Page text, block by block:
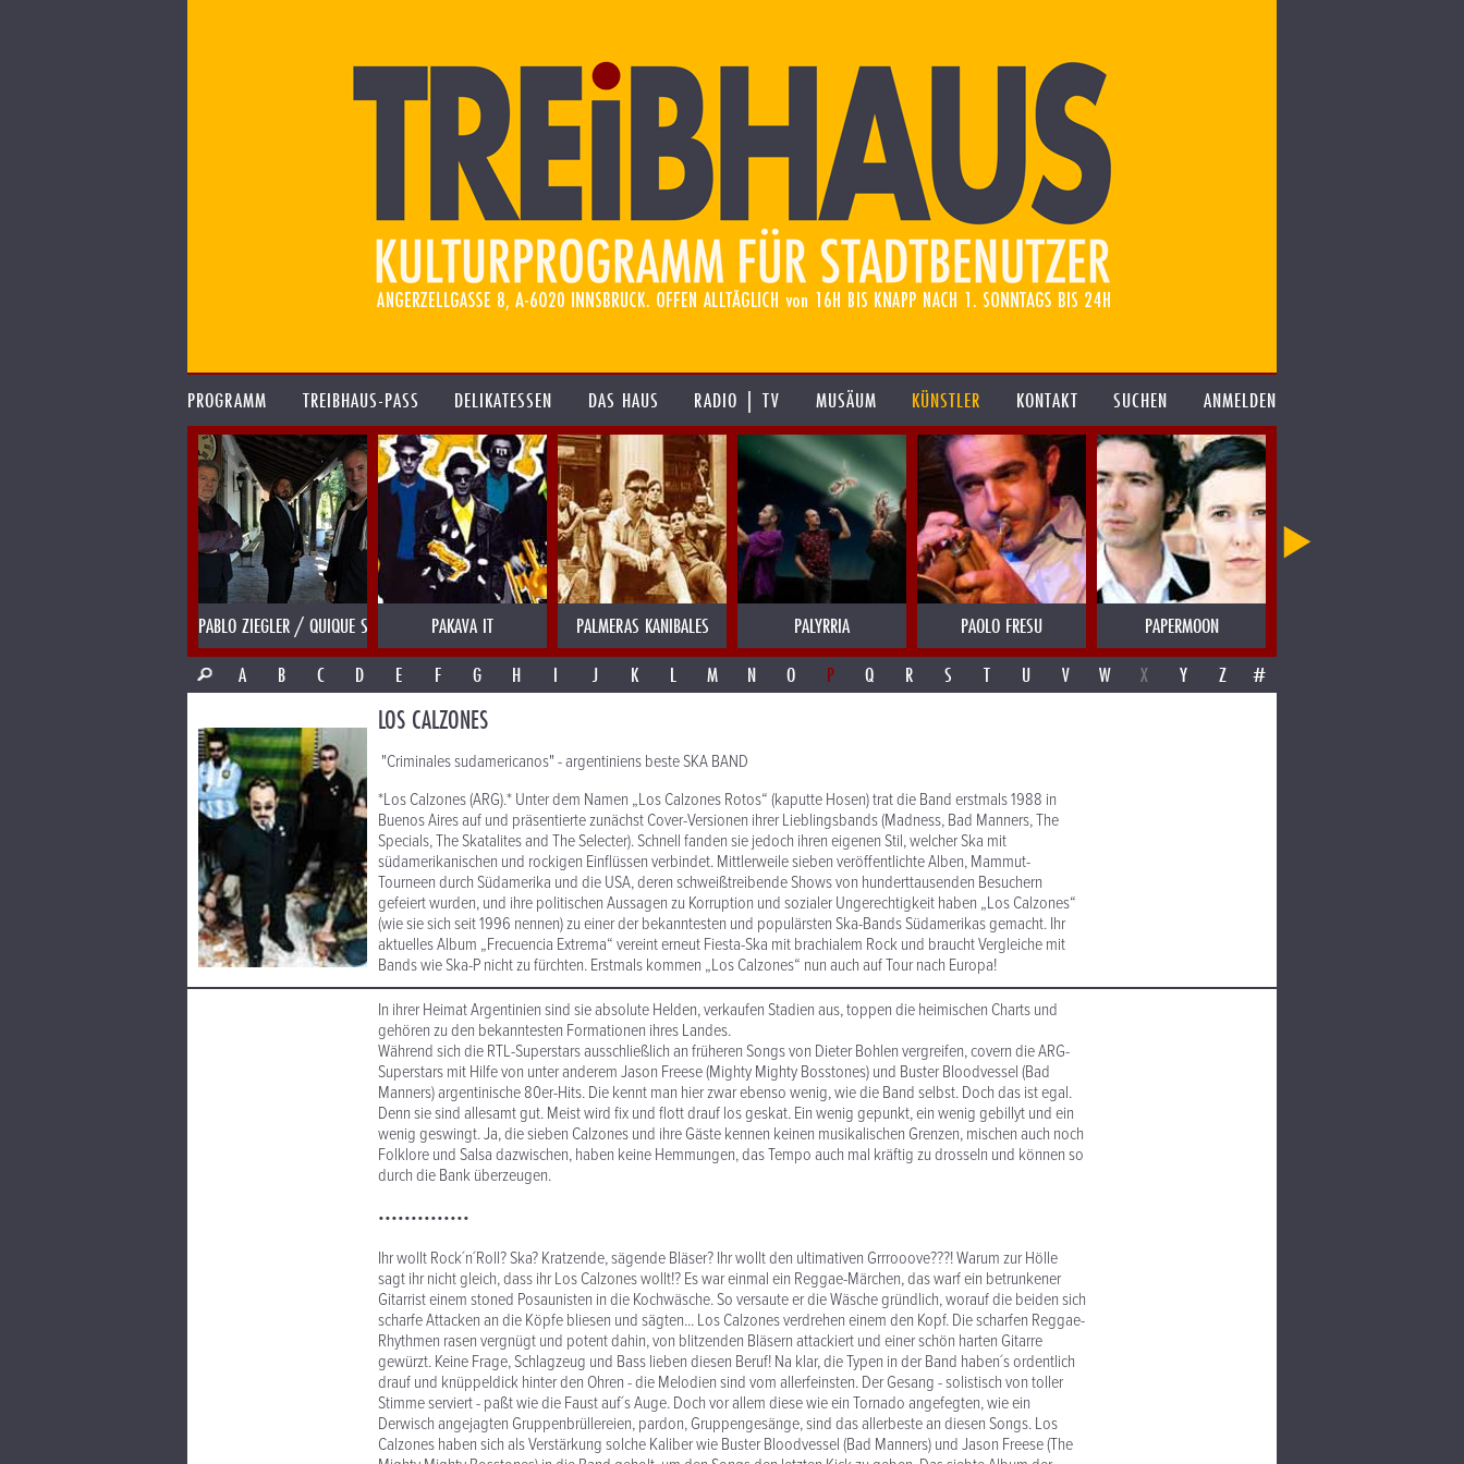
PROGRAMM TREIBHAUS-PASS DELIKATESSEN DAS HAUS RADIO | TV MUSÄUM KÜNSTLER KONTAKT SUCHEN ANMELDEN
PABLO ZIEGLER / QUIQUE SINESI PAKAVA IT PALMERAS KANIBALES PALYRRIA PAOLO FRESU PAPERMOON
A
B C D E F G H I J K L M N O P Q R S T U V W X Y Z #
LOS CALZONES
"Criminales sudamericanos" - argentiniens beste SKA BAND
*Los Calzones (ARG).* Unter dem Namen „Los Calzones Rotos“ (kaputte Hosen) trat die Band erstmals 1988 in
Buenos Aires auf und präsentierte zunächst Cover-Versionen ihrer Lieblingsbands (Madness, Bad Manners, The
Specials, The Skatalites and The Selecter). Schnell fanden sie jedoch ihren eigenen Stil, welcher Ska mit
südamerikanischen und rockigen Einflüssen verbindet. Mittlerweile sieben veröffentlichte Alben, Mammut-
Tourneen durch Südamerika und die USA, deren schweißtreibende Shows von hunderttausenden Besuchern
gefeiert wurden, und ihre politischen Aussagen zu Korruption und sozialer Ungerechtigkeit haben „Los Calzones“
(wie sie sich seit 1996 nennen) zu einer der bekanntesten und populärsten Ska-Bands Südamerikas gemacht. Ihr
aktuelles Album „Frecuencia Extrema“ vereint erneut Fiesta-Ska mit brachialem Rock und braucht Vergleiche mit
Bands wie Ska-P nicht zu fürchten. Erstmals kommen „Los Calzones“ nun auch auf Tour nach Europa!
In ihrer Heimat Argentinien sind sie absolute Helden, verkaufen Stadien aus, toppen die heimischen Charts und
gehören zu den bekanntesten Formationen ihres Landes.
Während sich die RTL-Superstars ausschließlich an früheren Songs von Dieter Bohlen vergreifen, covern die ARG-
Superstars mit Hilfe von unter anderem Jason Freese (Mighty Mighty Bosstones) und Buster Bloodvessel (Bad
Manners) argentinische 80er-Hits. Die kennt man hier zwar ebenso wenig, wie die Band selbst. Doch das ist egal.
Denn sie sind allesamt gut. Meist wird fix und flott drauf los geskat. Ein wenig gepunkt, ein wenig gebillyt und ein
wenig geswingt. Ja, die sieben Calzones und ihre Gäste kennen keinen musikalischen Grenzen, mischen auch noch
Folklore und Salsa dazwischen, haben keine Hemmungen, das Tempo auch mal kräftig zu drosseln und können so
durch die Bank überzeugen.
••••••••••••••
Ihr wollt Rock´n´Roll? Ska? Kratzende, sägende Bläser? Ihr wollt den ultimativen Grrrooove???! Warum zur Hölle
sagt ihr nicht gleich, dass ihr Los Calzones wollt!? Es war einmal ein Reggae-Märchen, das warf ein betrunkener
Gitarrist einem stoned Posaunisten in die Kochwäsche. So versaute er die Wäsche gründlich, worauf die beiden sich
scharfe Attacken an die Köpfe bliesen und sägten... Los Calzones verdrehen einem den Kopf. Die scharfen Reggae-
Rhythmen rasen vergnügt und potent dahin, von blitzenden Bläsern attackiert und einer schön harten Gitarre
gewürzt. Keine Frage, Schlagzeug und Bass lieben diesen Beruf! Na klar, die Typen in der Band haben´s ordentlich
drauf und knüppeldick hinter den Ohren - die Melodien sind vom allerfeinsten. Der Gesang - solistisch von toller
Stimme serviert - paßt wie die Faust auf´s Auge. Doch vor allem diese wie ein Tornado angefegten, wie ein
Derwisch angejagten Gruppenbrüllereien, pardon, Gruppengesänge, sind das allerbeste an diesen Songs. Los
Calzones haben sich als Verstärkung solche Kaliber wie Buster Bloodvessel (Bad Manners) und Jason Freese (The